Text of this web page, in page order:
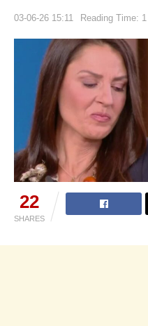
03-06-26 15:11 Reading Time:
22
SHARES